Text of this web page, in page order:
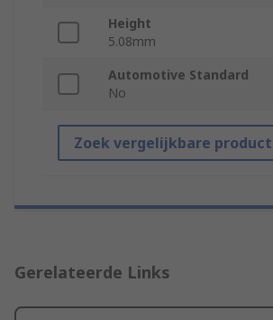
Height
5.08mm
Automotive Standard
No
Zoek vergelijkbare
Gerelateerde Links